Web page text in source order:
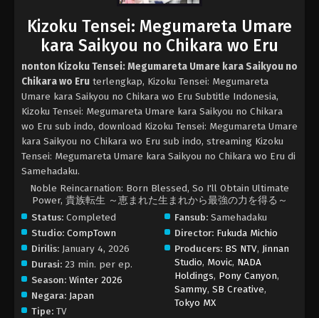
Kizoku Tensei: Megumareta Umare
kara Saikyou no Chikara wo Eru
nonton Kizoku Tensei: Megumareta Umare kara Saikyou no
Chikara wo Eru terlengkap, Kizoku Tensei: Megumareta
Umare kara Saikyou no Chikara wo Eru Subtitle Indonesia,
Kizoku Tensei: Megumareta Umare kara Saikyou no Chikara
wo Eru sub indo, download Kizoku Tensei: Megumareta Umare
kara Saikyou no Chikara wo Eru sub indo, streaming Kizoku
Tensei: Megumareta Umare kara Saikyou no Chikara wo Eru di
Samehadaku.
Noble Reincarnation: Born Blessed, So I'll Obtain Ultimate
Power, 貴族転生 ～恵まれた生まれから最強の力を得る～
Status: Completed
Studio: CompTown
Dirilis: January 4, 2026
Durasi: 23 min. per ep.
Season: Winter 2026
Negara: Japan
Tipe: TV
Fansub: Samehadaku
Director: Fukuda Michio
Producers: BS NTV, Jinnan
Studio, Movic, NADA
Holdings, Pony Canyon,
Sammy,SB Creative,
Tokyo MX